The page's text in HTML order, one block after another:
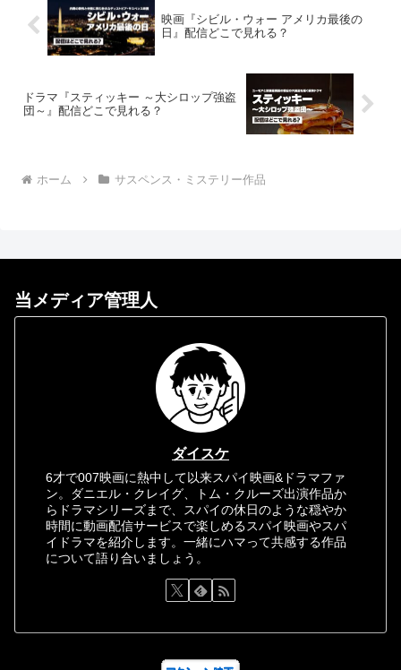
映画『シビル・ウォー アメリカ最後の
日』配信どこで見れる？
ドラマ『スティッキー ～大シロップ強盗
団～』配信どこで見れる？
ホーム サスペンス・ミステリー作品
当メディア管理人
ダイスケ
6才で007映画に熱中して以来スパイ映画&ドラマファ
ン。ダニエル・クレイグ、トム・クルーズ出演作品か
らドラマシリーズまで、スパイの休日のような穏やか
時間に動画配信サービスで楽しめるスパイ映画やスパ
イドラマを紹介します。一緒にハマって共感する作品
について語り合いましょう。